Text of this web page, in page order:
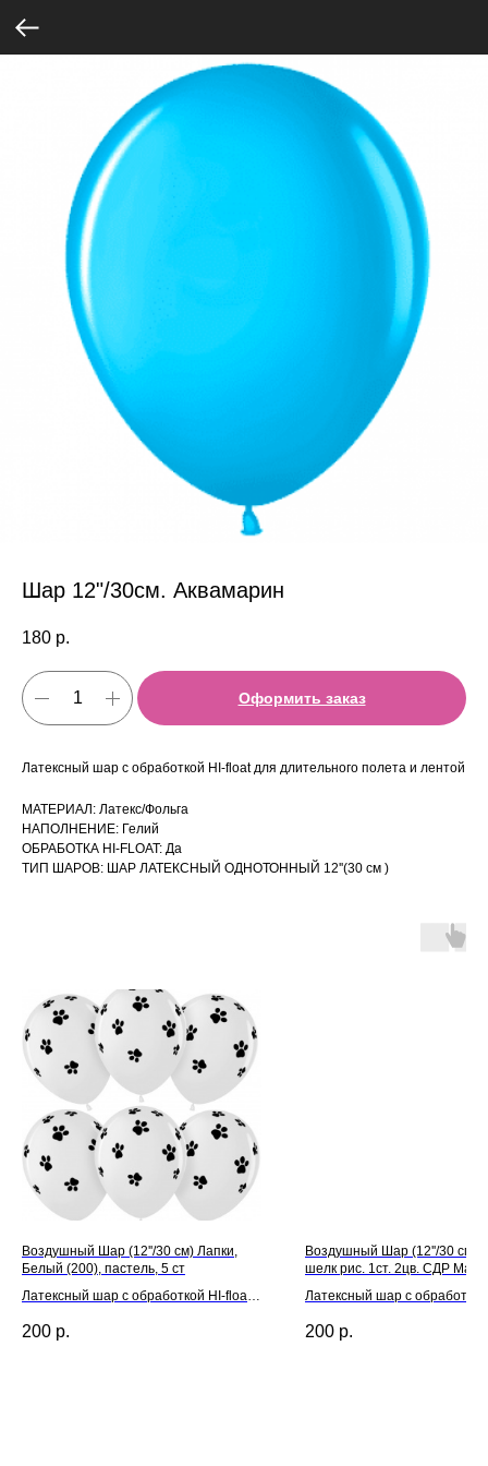
Шар 12"/30см. Аквамарин
180 р.
Оформить заказ
Латексный шар с обработкой HI-float для длительного полета и лентой
МАТЕРИАЛ: Латекс/Фольга
НАПОЛНЕНИЕ: Гелий
ОБРАБОТКА HI-FLOAT: Да
ТИП ШАРОВ: ШАР ЛАТЕКСНЫЙ ОДНОТОННЫЙ 12''(30 см )
Воздушный Шар (12''/30 см) Лапки,
Белый (200), пастель, 5 ст
Латексный шар с обработкой HI-float
200 р.
Воздушный Шар (12''/30 см)
шелк рис. 1ст. 2цв. СДР
Латексный шар с
200 р.